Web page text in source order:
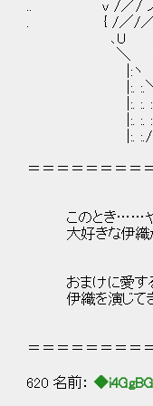
.. v /／/ ノ /／/
. { /／/／/／/／/
､U /:. /:. :.
＼ （__人
|:ヽ ､
|:. :.＼ －
|:. :. :. ゝ-
|:. :. :. ---
|:. :./ {:. :.
＝＝＝＝＝＝＝＝
このとき……やる
大好きな伊織が
おまけに愛する
伊織を演じてきた
＝＝＝＝＝＝＝＝
620 名前：